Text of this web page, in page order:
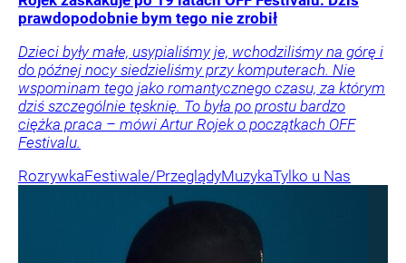
prawdopodobnie bym tego nie zrobił
Dzieci były małe, usypialiśmy je, wchodziliśmy na górę i
do późnej nocy siedzieliśmy przy komputerach. Nie
wspominam tego jako romantycznego czasu, za którym
dziś szczególnie tęsknię. To była po prostu bardzo
ciężka praca – mówi Artur Rojek o początkach OFF
Festivalu.
RozrywkaFestiwale/PrzeglądyMuzykaTylko u Nas